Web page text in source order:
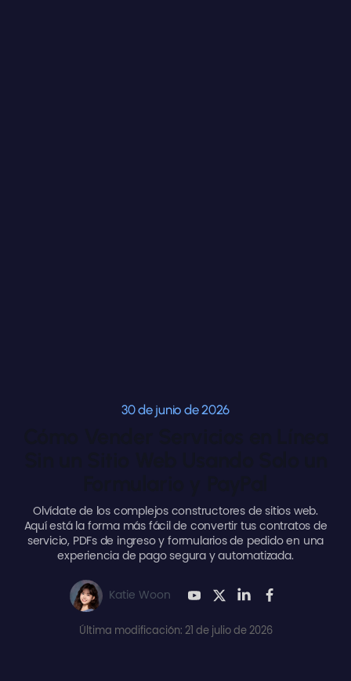
30 de junio de 2026
Olvídate de los complejos constructores de sitios web.
Aquí está la forma más fácil de convertir tus contratos de
servicio, PDFs de ingreso y formularios de pedido en una
experiencia de pago segura y automatizada.
Katie Woon
Última modificación: 21 de julio de 2026